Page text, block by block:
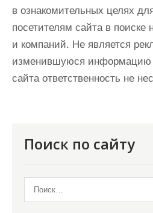
в ознакомительных целях
посетителям сайта в поиске
и компаний. Не является
изменившуюся информацию
сайта ответственность не
Поиск по сайту